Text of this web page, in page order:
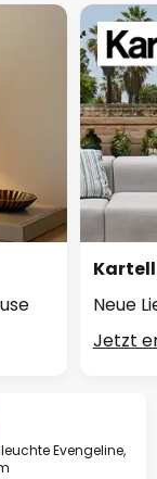
Kartell
Neue
Jetzt
Evengeline,